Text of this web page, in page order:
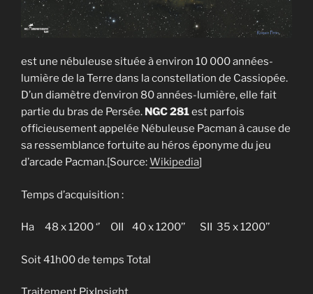
est une nébuleuse située à environ 10 000 années-
lumière de la Terre dans la constellation de Cassiopée.
D’un diamètre d’environ 80 années-lumière, elle fait
partie du bras de Persée. NGC 281est parfois
officieusement appelée Nébuleuse Pacman à cause de
sa ressemblance fortuite au héros éponyme du jeu
d’arcade Pacman.[Source:Wikipedia]
Temps d’acquisition :
Ha 48 x 1200 ‘’ OII 40 x 1200’’ SII 35 x 1200’’
Soit 41h00 de temps Total